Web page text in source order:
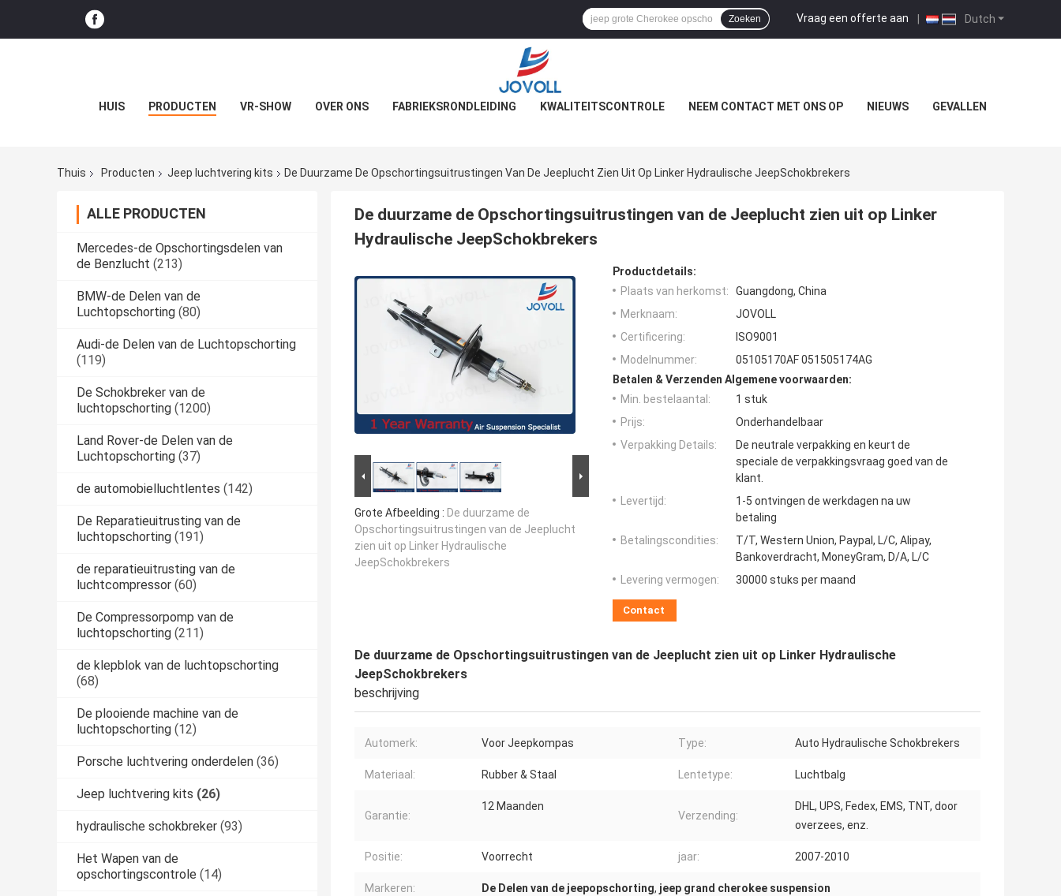
Dutch
Vraag een offerte aan |
Zoeken
HUIS PRODUCTEN VR-SHOW OVER ONS FABRIEKSRONDLEIDING KWALITEITSCONTROLE NEEM CONTACT MET ONS OP NIEUWS GEVALLEN
Thuis Producten Jeep luchtvering kits De Duurzame De Opschortingsuitrustingen Van De Jeeplucht Zien Uit Op Linker Hydraulische JeepSchokbrekers
ALLE PRODUCTEN
Mercedes-de Opschortingsdelen van
de Benzlucht (213)
BMW-de Delen van de
Luchtopschorting (80)
Audi-de Delen van de Luchtopschorting
(119)
De Schokbreker van de
luchtopschorting (1200)
Land Rover-de Delen van de
Luchtopschorting (37)
de automobielluchtlentes (142)
De Reparatieuitrusting van de
luchtopschorting (191)
de reparatieuitrusting van de
luchtcompressor (60)
De Compressorpomp van de
luchtopschorting (211)
de klepblok van de luchtopschorting
(68)
De plooiende machine van de
luchtopschorting (12)
Porsche luchtvering onderdelen (36)
Jeep luchtvering kits (26)
hydraulische schokbreker (93)
Het Wapen van de
opschortingscontrole (14)
De duurzame de Opschortingsuitrustingen van de Jeeplucht zien uit op Linker
Hydraulische JeepSchokbrekers
Grote Afbeelding : De duurzame de
Opschortingsuitrustingen van de Jeeplucht
zien uit op Linker Hydraulische
JeepSchokbrekers
Productdetails:
Plaats van herkomst:
Guangdong, China
Merknaam:
JOVOLL
Certificering:
ISO9001
Modelnummer:
05105170AF 051505174AG
Betalen & Verzenden Algemene voorwaarden:
Min. bestelaantal:
1 stuk
Prijs:
Onderhandelbaar
Verpakking Details:
De neutrale verpakking en keurt de
speciale de verpakkingsvraag goed van de
klant.
Levertijd:
1-5 ontvingen de werkdagen na uw
betaling
Betalingscondities:
T/T, Western Union, Paypal, L/C, Alipay,
Bankoverdracht, MoneyGram, D/A, L/C
Levering vermogen:
30000 stuks per maand
Contact
De duurzame de Opschortingsuitrustingen van de Jeeplucht zien uit op Linker Hydraulische
JeepSchokbrekers
beschrijving
Automerk: Voor Jeepkompas Type: Auto Hydraulische Schokbrekers
Materiaal: Rubber & Staal Lentetype: Luchtbalg
Garantie:
12 Maanden
Verzending:
DHL, UPS, Fedex, EMS, TNT, door
overzees, enz.
Positie: Voorrecht jaar: 2007-2010
Markeren: De Delen van de jeepopschorting, jeep grand cherokee suspension